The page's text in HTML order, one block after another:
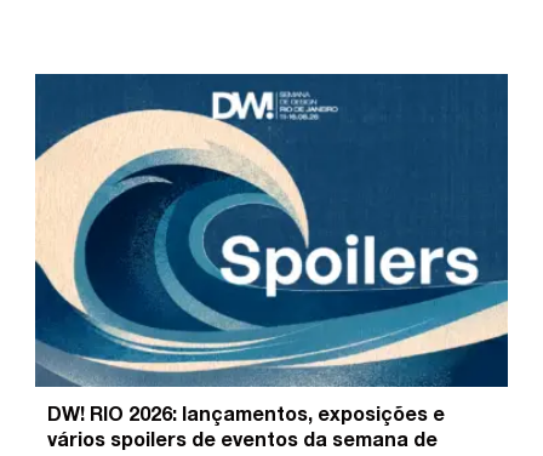
DW! RIO 2026: lançamentos, exposições e
vários spoilers de eventos da semana de